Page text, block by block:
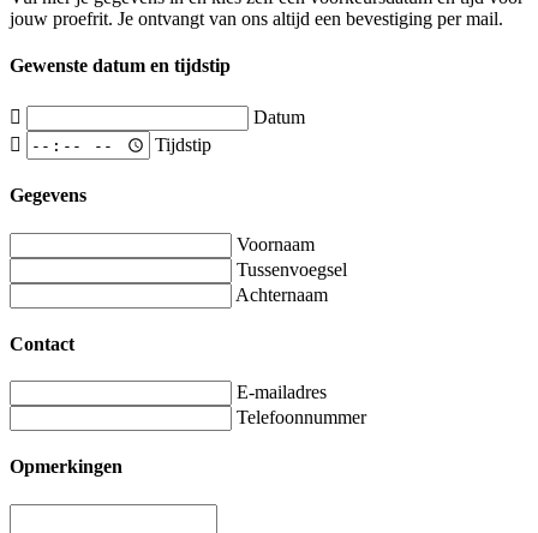
jouw proefrit. Je ontvangt van ons altijd een bevestiging per mail.
Gewenste datum en tijdstip
Datum
Tijdstip
Gegevens
Voornaam
Tussenvoegsel
Achternaam
Contact
E-mailadres
Telefoonnummer
Opmerkingen